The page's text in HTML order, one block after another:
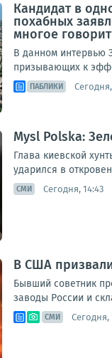
Кандидат в
похабных
многое говорит
В данном интервью
призывающих к
ПАБЛИКИ
Mysl Polska:
Глава киевской
ударился в
СМИ Сегодня, 14:43
В США
Бывший советник
заводы России и
СМИ Сегодня,